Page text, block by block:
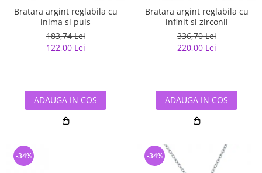
Bratara argint reglabila cu
inima si puls
183,74 Lei
122,00 Lei
ADAUGA IN COS
Bratara argint reglabila cu
infinit si zirconii
336,70 Lei
220,00 Lei
ADAUGA IN COS
-34% -34%